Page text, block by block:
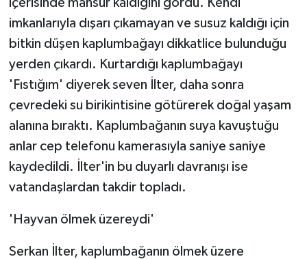
imkanlarıyla dışarı çıkamayan ve susuz kaldığı için
bitkin düşen kaplumbağayı dikkatlice bulunduğu
yerden çıkardı. Kurtardığı kaplumbağayı
'Fıstığım' diyerek seven İlter, daha sonra
çevredeki su birikintisine götürerek doğal yaşam
alanına bıraktı. Kaplumbağanın suya kavuştuğu
anlar cep telefonu kamerasıyla saniye saniye
kaydedildi. İlter'in bu duyarlı davranışı ise
vatandaşlardan takdir topladı.
'Hayvan ölmek üzereydi'
Serkan İlter, kaplumbağanın ölmek üzere